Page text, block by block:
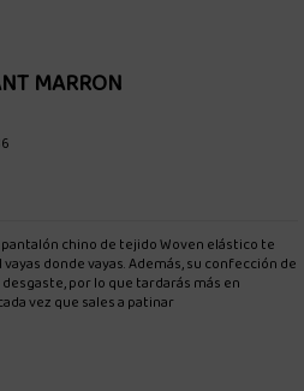
MARRON
chino de tejido Woven elástico te
donde vayas. Además, su confección de
por lo que tardarás más en
vez que sales a patinar